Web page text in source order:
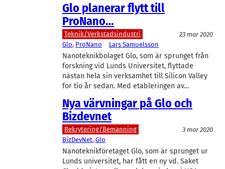
Glo planerar flytt till
ProNano…
Teknik/Verkstadsindustri
23 mar 2020
Glo, ProNano Lars Samuelsson
Nanoteknikbolaget Glo, som är sprunget från
forskning vid Lunds Universitet, flyttade
nästan hela sin verksamhet till Silicon Valley
för tio år sedan. Med etableringen av…
Nya värvningar på Glo och
Bizdevnet
Rekrytering/Bemanning
3 mar 2020
BizDevNet, Glo
Nanoteknikföretaget Glo, som är sprunget ur
Lunds universitet, har fått en ny vd. Saket